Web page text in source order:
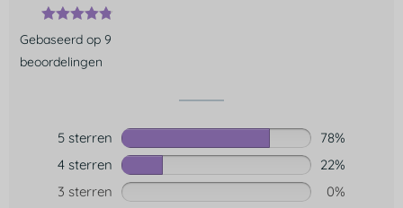
Gebaseerd op 9
beoordelingen
5 sterren
78%
4 sterren
22%
3 sterren
0%